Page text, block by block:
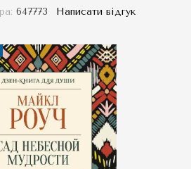
647773 Написати відгук